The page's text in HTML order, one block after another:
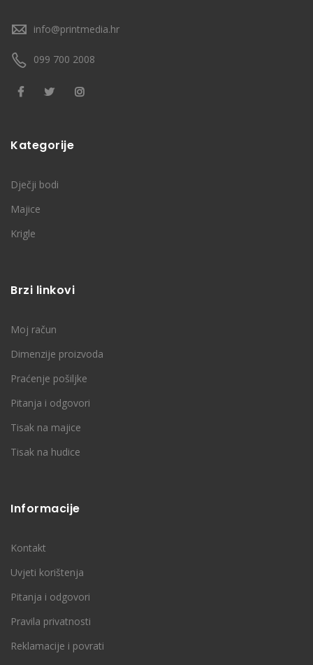
info@printmedia.hr
099 700 2008
Kategorije
Dječji bodi
Majice
Krigle
Brzi linkovi
Moj račun
Dimenzije proizvoda
Praćenje pošiljke
Pitanja i odgovori
Tisak na majice
Tisak na hudice
Informacije
Kontakt
Uvjeti korištenja
Pitanja i odgovori
Pravila privatnosti
Reklamacije i povrati